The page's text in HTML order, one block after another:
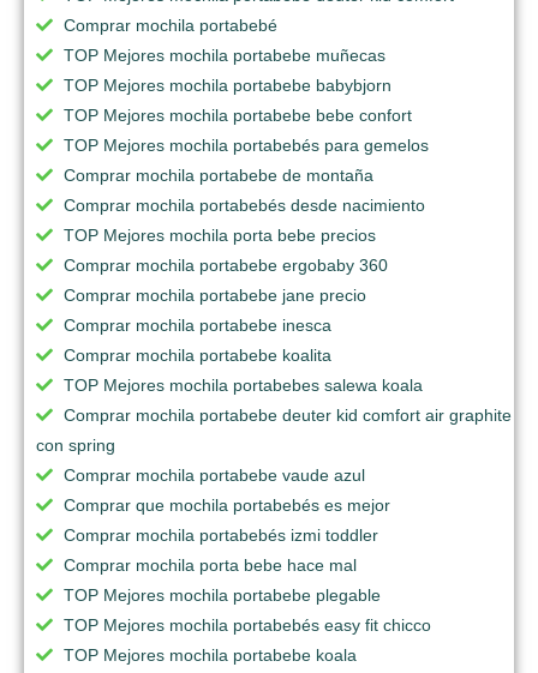
Comprar mochila portabebé
TOP Mejores mochila portabebe muñecas
TOP Mejores mochila portabebe babybjorn
TOP Mejores mochila portabebe bebe confort
TOP Mejores mochila portabebés para gemelos
Comprar mochila portabebe de montaña
Comprar mochila portabebés desde nacimiento
TOP Mejores mochila porta bebe precios
Comprar mochila portabebe ergobaby 360
Comprar mochila portabebe jane precio
Comprar mochila portabebe inesca
Comprar mochila portabebe koalita
TOP Mejores mochila portabebes salewa koala
Comprar mochila portabebe deuter kid comfort air graphite
con spring
Comprar mochila portabebe vaude azul
Comprar que mochila portabebés es mejor
Comprar mochila portabebés izmi toddler
Comprar mochila porta bebe hace mal
TOP Mejores mochila portabebe plegable
TOP Mejores mochila portabebés easy fit chicco
TOP Mejores mochila portabebe koala